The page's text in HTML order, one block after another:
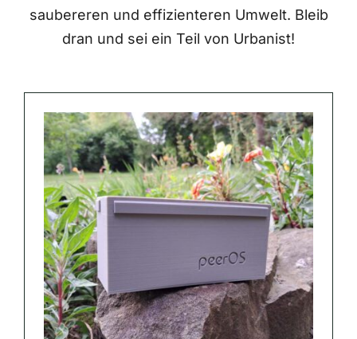
saubereren und effizienteren Umwelt. Bleib
dran und sei ein Teil von Urbanist!